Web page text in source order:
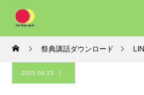
祭典講話ダウンロード
2025.04.23